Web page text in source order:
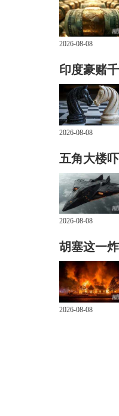
2026-08-08
印度豪赌
2026-08-08
五角大楼
2026-08-08
胡塞这一
2026-08-08